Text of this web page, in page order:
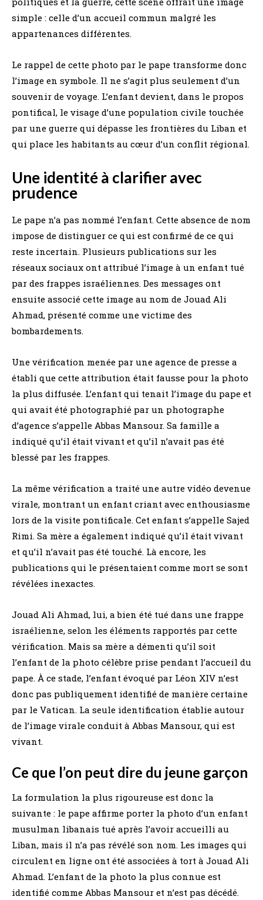
simple : celle d’un accueil commun malgré les
appartenances différentes.
Le rappel de cette photo par le pape transforme donc
l’image en symbole. Il ne s’agit plus seulement d’un
souvenir de voyage. L’enfant devient, dans le propos
pontifical, le visage d’une population civile touchée
par une guerre qui dépasse les frontières du Liban et
qui place les habitants au cœur d’un conflit régional.
Une identité à clarifier avec
prudence
Le pape n’a pas nommé l’enfant. Cette absence de nom
impose de distinguer ce qui est confirmé de ce qui
reste incertain. Plusieurs publications sur les
réseaux sociaux ont attribué l’image à un enfant tué
par des frappes israéliennes. Des messages ont
ensuite associé cette image au nom de Jouad Ali
Ahmad, présenté comme une victime des
bombardements.
Une vérification menée par une agence de presse a
établi que cette attribution était fausse pour la photo
la plus diffusée. L’enfant qui tenait l’image du pape et
qui avait été photographié par un photographe
d’agence s’appelle Abbas Mansour. Sa famille a
indiqué qu’il était vivant et qu’il n’avait pas été
blessé par les frappes.
La même vérification a traité une autre vidéo devenue
virale, montrant un enfant criant avec enthousiasme
lors de la visite pontificale. Cet enfant s’appelle Sajed
Rimi. Sa mère a également indiqué qu’il était vivant
et qu’il n’avait pas été touché. Là encore, les
publications qui le présentaient comme mort se sont
révélées inexactes.
Jouad Ali Ahmad, lui, a bien été tué dans une frappe
israélienne, selon les éléments rapportés par cette
vérification. Mais sa mère a démenti qu’il soit
l’enfant de la photo célèbre prise pendant l’accueil du
pape. À ce stade, l’enfant évoqué par Léon XIV n’est
donc pas publiquement identifié de manière certaine
par le Vatican. La seule identification établie autour
de l’image virale conduit à Abbas Mansour, qui est
vivant.
Ce que l’on peut dire du jeune garçon
La formulation la plus rigoureuse est donc la
suivante : le pape affirme porter la photo d’un enfant
musulman libanais tué après l’avoir accueilli au
Liban, mais il n’a pas révélé son nom. Les images qui
circulent en ligne ont été associées à tort à Jouad Ali
Ahmad. L’enfant de la photo la plus connue est
identifié comme Abbas Mansour et n’est pas décédé.